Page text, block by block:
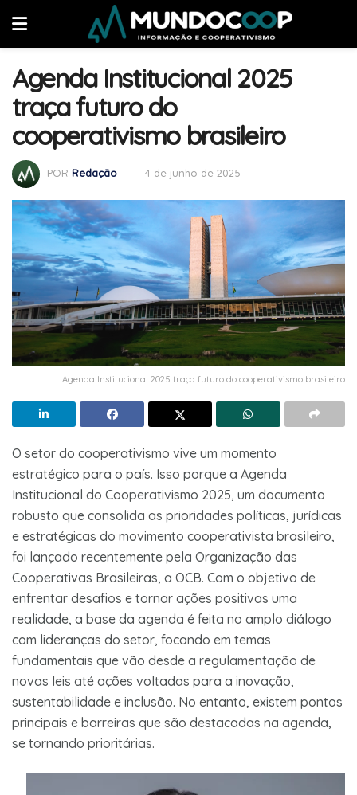
Agenda Institucional 2025
traça futuro do
cooperativismo brasileiro
POR Redação 4 de junho de 2025
Agenda Institucional 2025 traça futuro do cooperativismo brasileiro
O setor do cooperativismo vive um momento
estratégico para o país. Isso porque a Agenda
Institucional do Cooperativismo 2025, um documento
robusto que consolida as prioridades políticas, jurídicas
e estratégicas do movimento cooperativista brasileiro,
foi lançado recentemente pela Organização das
Cooperativas Brasileiras, a OCB. Com o objetivo de
enfrentar desafios e tornar ações positivas uma
realidade, a base da agenda é feita no amplo diálogo
com lideranças do setor, focando em temas
fundamentais que vão desde a regulamentação de
novas leis até ações voltadas para a inovação,
sustentabilidade e inclusão. No entanto, existem pontos
principais e barreiras que são destacadas na agenda,
se tornando prioritárias.